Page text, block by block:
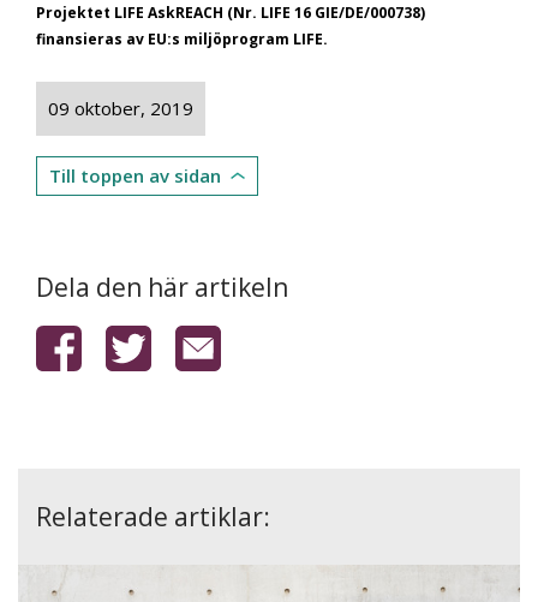
Projektet LIFE AskREACH (Nr. LIFE 16 GIE/DE/000738)
finansieras av EU:s miljöprogram LIFE.
09 oktober, 2019
Till toppen av sidan
Dela den här artikeln
Relaterade artiklar: